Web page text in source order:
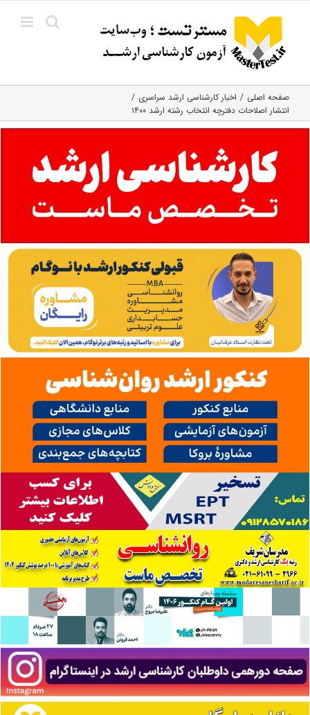
content
صفحه اصلی
اخبار کارشناسی ارشد سراسری
انتشار اصلاحات دفترچه انتخاب رشته ارشد ۱۴۰۰